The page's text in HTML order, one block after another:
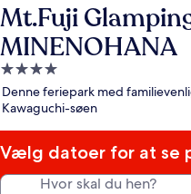
Mt.Fuji
MINENOHANA
4.0-
stjernet
overnatningssted
Denne feriepark med
Kawaguchi-søen
Vælg datoer for at se
Hvor skal du hen?